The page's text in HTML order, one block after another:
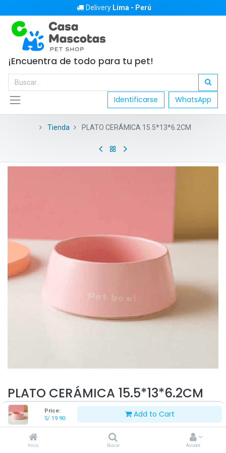
Price:
S/ 19.90 Add to Cart
Inicio Buscar Account
Delivery Lima - Perú
¡Encuentra de todo para tu pet!
Identificarse WhatsApp
Tienda PLATO CERÁMICA 15.5*13*6.2CM
PLATO CERÁMICA 15.5*13*6.2CM
S/19.90